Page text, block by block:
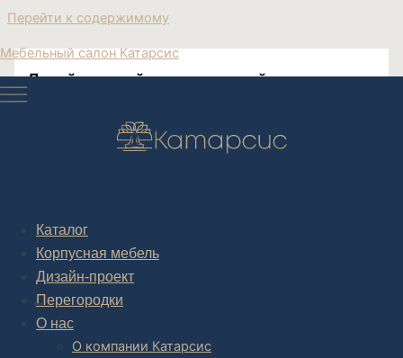
Перейти к содержимому
Мебельный салон Катарсис
Каталог
Корпусная мебель
Дизайн-проект
Перегородки
О нас
О компании Катарсис
Дизайнерский диван угловой со
Post navigation
НАЗАД